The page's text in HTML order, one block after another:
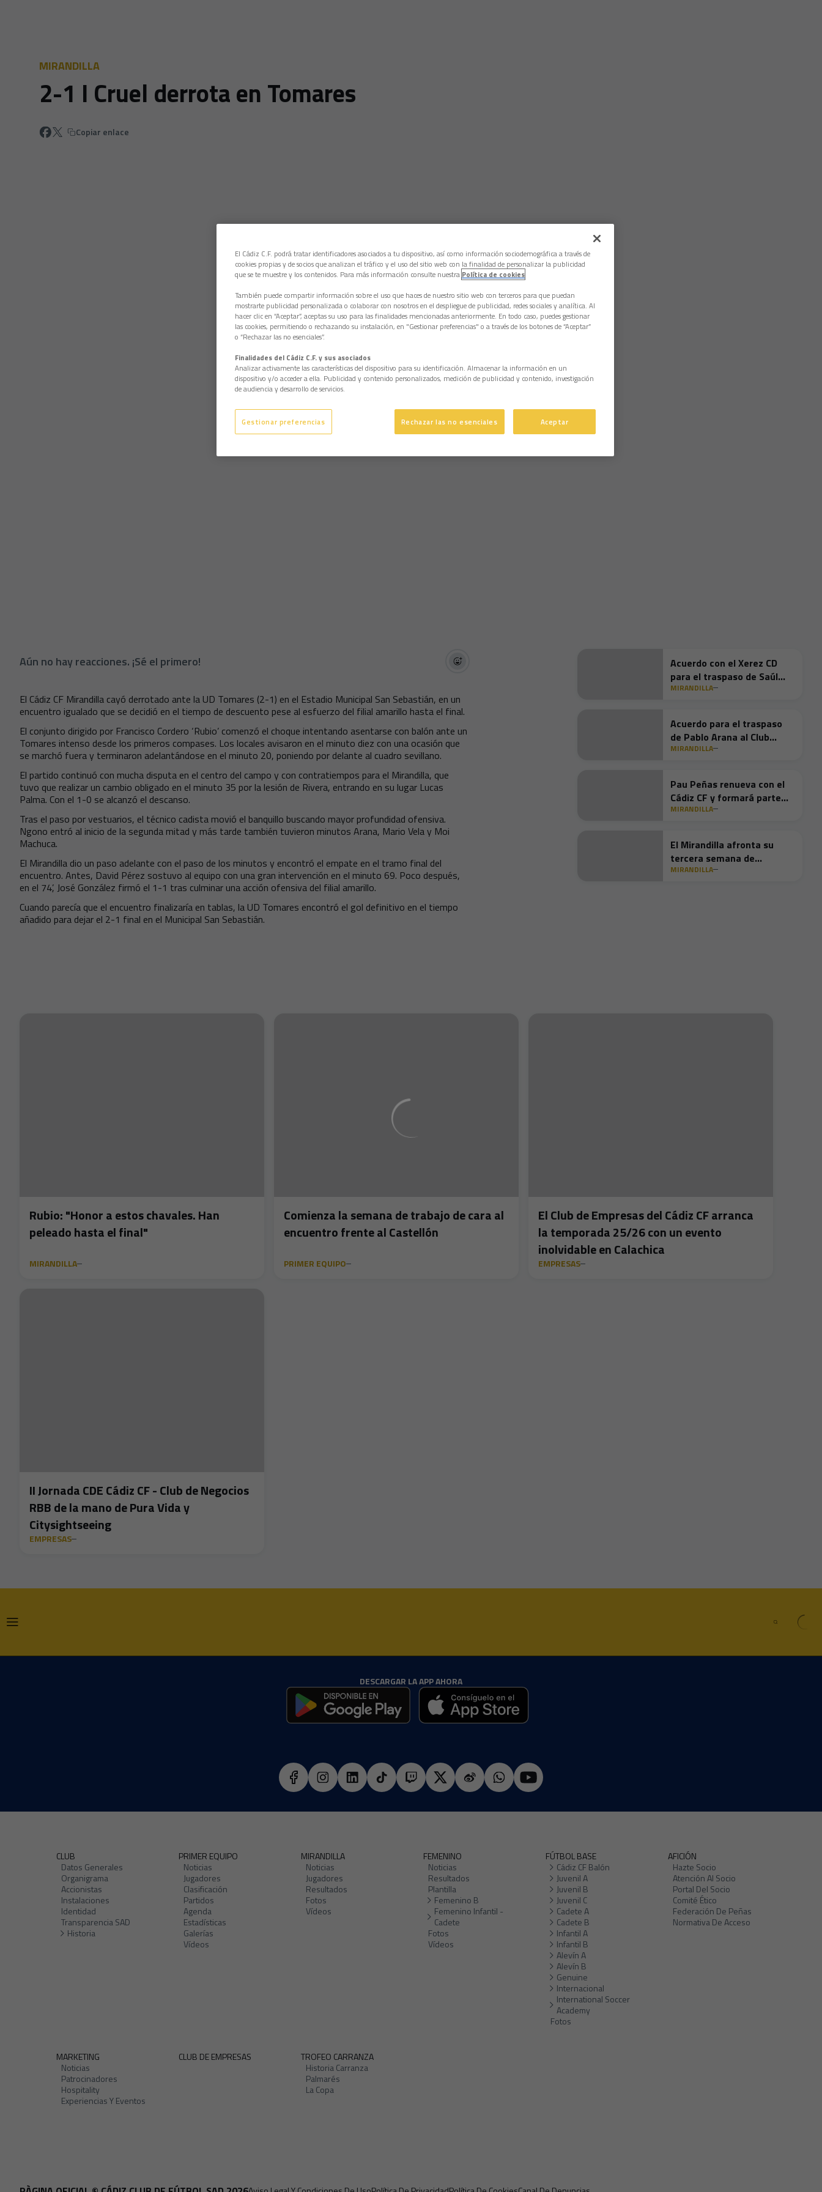
MIRANDILLA
2-1 I Cruel derrota en Tomares
Copiar enlace
Aún no hay reacciones. ¡Sé el primero!
El Cádiz CF Mirandilla cayó derrotado ante la UD Tomares (2-1) en el Estadio Municipal San Sebastián, en un
encuentro igualado que se decidió en el tiempo de descuento pese al esfuerzo del filial amarillo hasta el final.
El conjunto dirigido por Francisco Cordero ‘Rubio’ comenzó el choque intentando asentarse con balón ante un
Tomares intenso desde los primeros compases. Los locales avisaron en el minuto diez con una ocasión que
se marchó fuera y terminaron adelantándose en el minuto 20, poniendo por delante al cuadro sevillano.
El partido continuó con mucha disputa en el centro del campo y con contratiempos para el Mirandilla, que
tuvo que realizar un cambio obligado en el minuto 35 por la lesión de Rivera, entrando en su lugar Lucas
Palma. Con el 1-0 se alcanzó el descanso.
Tras el paso por vestuarios, el técnico cadista movió el banquillo buscando mayor profundidad ofensiva.
Ngono entró al inicio de la segunda mitad y más tarde también tuvieron minutos Arana, Mario Vela y Moi
Machuca.
El Mirandilla dio un paso adelante con el paso de los minutos y encontró el empate en el tramo final del
encuentro. Antes, David Pérez sostuvo al equipo con una gran intervención en el minuto 69. Poco después,
en el 74’, José González firmó el 1-1 tras culminar una acción ofensiva del filial amarillo.
Cuando parecía que el encuentro finalizaría en tablas, la UD Tomares encontró el gol definitivo en el tiempo
añadido para dejar el 2-1 final en el Municipal San Sebastián.
Acuerdo con el Xerez CD
para el traspaso de Saúl
Romero
MIRANDILLA
Acuerdo para el traspaso
de Pablo Arana al Club
Atlético Antoniano
MIRANDILLA
Pau Peñas renueva con el
Cádiz CF y formará parte
del Mirandilla
MIRANDILLA
El Mirandilla afronta su
tercera semana de
pretemporada con sus
MIRANDILLA
Rubio: "Honor a estos chavales. Han
peleado hasta el final"
MIRANDILLA
Comienza la semana de trabajo de cara al
encuentro frente al Castellón
PRIMER EQUIPO
El Club de Empresas del Cádiz CF arranca
la temporada 25/26 con un evento
inolvidable en Calachica
EMPRESAS
II Jornada CDE Cádiz CF - Club de Negocios
RBB de la mano de Pura Vida y
Citysightseeing
EMPRESAS
DESCARGAR LA APP AHORA
CLUB
Datos Generales
Organigrama
Accionistas
Instalaciones
Identidad
Transparencia SAD
Historia
PRIMER EQUIPO
Noticias
Jugadores
Clasificación
Partidos
Agenda
Estadísticas
Galerías
Vídeos
MIRANDILLA
Noticias
Jugadores
Resultados
Fotos
Vídeos
FEMENINO
Noticias
Resultados
Plantilla
Femenino B
Femenino Infantil -
Cadete
Fotos
Vídeos
FÚTBOL BASE
Cádiz CF Balón
Juvenil A
Juvenil B
Juvenil C
Cadete A
Cadete B
Infantil A
Infantil B
Alevín A
Alevín B
Genuine
Internacional
International Soccer
Academy
Fotos
AFICIÓN
Hazte Socio
Atención Al Socio
Portal Del Socio
Comité Ético
Federación De Peñas
Normativa De Acceso
MARKETING
Noticias
Patrocinadores
Hospitality
Experiencias Y Eventos
CLUB DE EMPRESAS
TROFEO CARRANZA
Historia Carranza
Palmarés
La Copa
El Cádiz C.F. podrá tratar identificadores asociados a tu dispositivo, así como información sociodemográfica a través de
cookies propias y de socios que analizan el tráfico y el uso del sitio web con la finalidad de personalizar la publicidad
que se te muestre y los contenidos. Para más información consulte nuestra Política de cookies
También puede compartir información sobre el uso que haces de nuestro sitio web con terceros para que puedan
mostrarte publicidad personalizada o colaborar con nosotros en el despliegue de publicidad, redes sociales y analítica. Al
hacer clic en “Aceptar”, aceptas su uso para las finalidades mencionadas anteriormente. En todo caso, puedes gestionar
las cookies, permitiendo o rechazando su instalación, en "Gestionar preferencias" o a través de los botones de “Aceptar”
o “Rechazar las no esenciales”.
Finalidades del Cádiz C.F. y sus asociados
Analizar activamente las características del dispositivo para su identificación. Almacenar la información en un
dispositivo y/o acceder a ella. Publicidad y contenido personalizados, medición de publicidad y contenido, investigación
de audiencia y desarrollo de servicios.
Gestionar preferencias Rechazar las no esenciales Aceptar